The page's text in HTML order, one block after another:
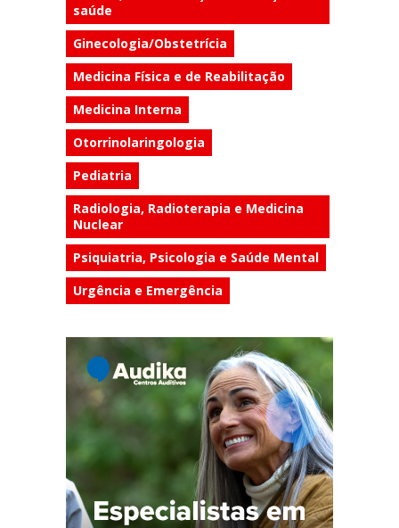
saúde
Ginecologia/Obstetrícia
Medicina Física e de Reabilitação
Medicina Interna
Otorrinolaringologia
Pediatria
Radiologia, Radioterapia e Medicina
Nuclear
Psiquiatria, Psicologia e Saúde Mental
Urgência e Emergência